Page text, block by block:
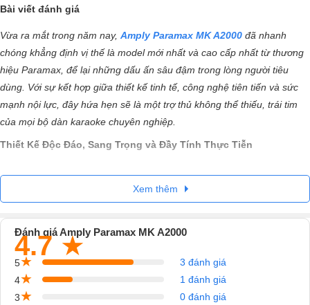
Bài viết đánh giá
Vừa ra mắt trong năm nay, Amply Paramax MK A2000 đã nhanh
chóng khẳng định vị thế là model mới nhất và cao cấp nhất từ thương
hiệu Paramax, để lại những dấu ấn sâu đậm trong lòng người tiêu
dùng. Với sự kết hợp giữa thiết kế tinh tế, công nghệ tiên tiến và sức
mạnh nội lực, đây hứa hẹn sẽ là một trợ thủ không thể thiếu, trái tim
của mọi bộ dàn karaoke chuyên nghiệp.
Thiết Kế Độc Đáo, Sang Trọng và Đầy Tính Thực Tiễn
ngoài với một thiết kế nhỏ gọn, cùng những đường nét vuông vắn,
mạnh mẽ. Điều này giúp sản phẩm dễ dàng hòa hợp và trở thành
điểm nhấn sang trọng trong không gian giải trí âm nhạc của bạn.
Không chỉ đẹp mắt, thiết bị còn được hỗ trợ bởi hai tay cầm khá chắc
chắn ở mặt trước, mang lại sự tiện lợi tối đa khi bạn cần di chuyển hay
thay đổi vị trí lắp đặt trong căn phòng.
Xem thêm
Đánh giá Amply Paramax MK A2000
4.7★
5★
3 đánh giá
4★
1 đánh giá
3★
0 đánh giá